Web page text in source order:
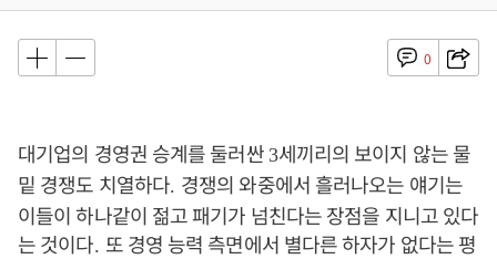
0
대기업의 경영권 승계를 둘러싼 3세끼리의 보이지 않는 물
밑 경쟁도 치열하다. 경쟁의 와중에서 흘러나오는 얘기는
이들이 하나같이 젊고 패기가 넘친다는 장점을 지니고 있다
는 것이다. 또 경영 능력 측면에서 별다른 하자가 없다는 평